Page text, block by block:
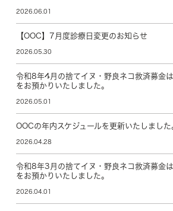
2026.06.01
【OOC】7月度診療日変更のお知らせ
2026.05.30
令和8年4月の捨てイヌ・野良ネコ救済募金
をお預かりいたしました。
2026.05.01
OOCの年内スケジュールを更新いたしました
2026.04.28
令和8年3月の捨てイヌ・野良ネコ救済募金
をお預かりいたしました。
2026.04.01